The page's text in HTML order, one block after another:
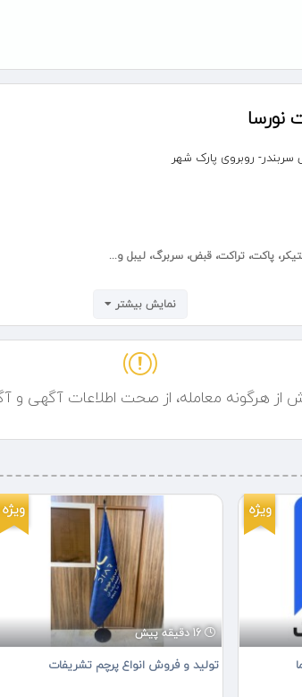
نورسا
سربندر- روبروی پارک شهر
پاکت، تراکت، قبض، سربرگ، لیبل و...
نمایش بیشتر
از هرگونه معامله، از صحت اطلاعات آگهی
ویژه
16 دقیقه پیش
تولید و فروش انواع پرچم تشریفات
ویژه